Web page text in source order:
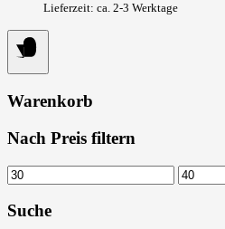
Lieferzeit: ca. 2-3 Werktage
Warenkorb
Nach Preis filtern
Min.
Preis
Max.
Preis
Suche